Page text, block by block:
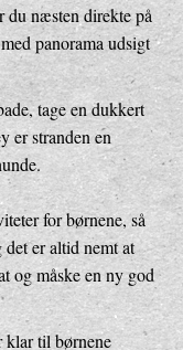
du næsten direkte på
panorama udsigt
tage en dukkert
er stranden en
for børnene, så
er altid nemt at
og måske en ny god
klar til børnene